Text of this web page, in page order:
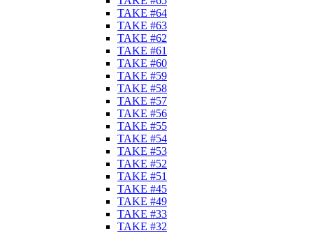
TAKE #64
TAKE #63
TAKE #62
TAKE #61
TAKE #60
TAKE #59
TAKE #58
TAKE #57
TAKE #56
TAKE #55
TAKE #54
TAKE #53
TAKE #52
TAKE #51
TAKE #45
TAKE #49
TAKE #33
TAKE #32